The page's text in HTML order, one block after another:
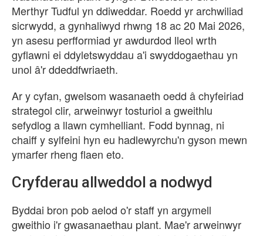
Merthyr Tudful yn ddiweddar. Roedd yr archwiliad
sicrwydd, a gynhaliwyd rhwng 18 ac 20 Mai 2026,
yn asesu perfformiad yr awdurdod lleol wrth
gyflawni ei ddyletswyddau a'i swyddogaethau yn
unol â'r ddeddfwriaeth.
Ar y cyfan, gwelsom wasanaeth oedd â chyfeiriad
strategol clir, arweinwyr tosturiol a gweithlu
sefydlog a llawn cymhelliant. Fodd bynnag, ni
chaiff y sylfeini hyn eu hadlewyrchu'n gyson mewn
ymarfer rheng flaen eto.
Cryfderau allweddol a nodwyd
Byddai bron pob aelod o'r staff yn argymell
gweithio i'r gwasanaethau plant. Mae'r arweinwyr